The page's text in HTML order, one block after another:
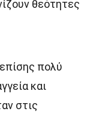
θεότητες
πολύ
και
στις